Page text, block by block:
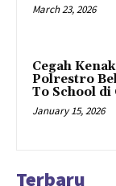
March 23, 2026
Cegah
Polrestro
To School
January 15, 2026
Terbaru